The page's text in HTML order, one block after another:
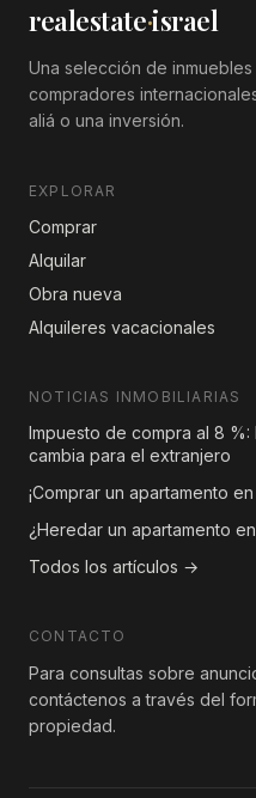
realestate·israel
Una selección de
compradores
aliá o una inversión.
EXPLORAR
Comprar
Alquilar
Obra nueva
Alquileres vacacionales
NOTICIAS INMOBILIARIAS
Impuesto de compra al 8
cambia para el extranjero
¡Comprar un apartamento
¿Heredar un apartamento
Todos los artículos →
CONTACTO
Para consultas sobre
contáctenos a través del
propiedad.